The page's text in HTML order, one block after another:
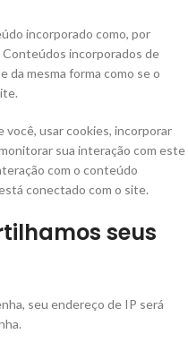
incorporado como, por
Conteúdos incorporados de
mesma forma como se o
usar cookies, incorporar
sua interação com este
com o conteúdo
conectado com o site.
seus
seu endereço de IP será